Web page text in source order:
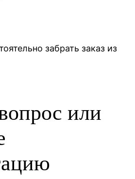
забрать заказ из
или